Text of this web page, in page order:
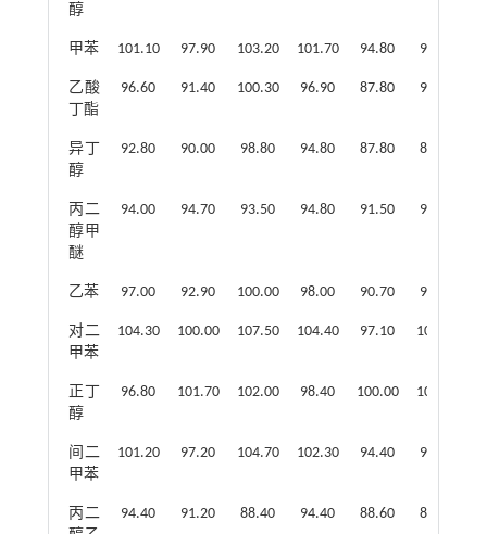
醇
甲苯 101.10 97.90 103.20 101.70 94.80 97.50
乙酸
丁酯
96.60 91.40 100.30 96.90 87.80 91.50
异丁
醇
92.80 90.00 98.80 94.80 87.80 89.50
丙二
醇甲
醚
94.00 94.70 93.50 94.80 91.50 92.70
乙苯 97.00 92.90 100.00 98.00 90.70 94.20
对二
甲苯
104.30 100.00 107.50 104.40 97.10 100.10
正丁
醇
96.80 101.70 102.00 98.40 100.00 101.50
间二
甲苯
101.20 97.20 104.70 102.30 94.40 98.30
丙二
94.40 91.20 88.40 94.40 88.60 89.50